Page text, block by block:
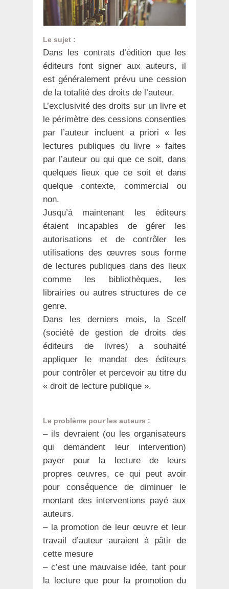
Le sujet :
Dans les contrats d’édition que les
éditeurs font signer aux auteurs, il
est généralement prévu une cession
de la totalité des droits de l’auteur.
L’exclusivité des droits sur un livre et
le périmètre des cessions consenties
par l’auteur incluent a priori « les
lectures publiques du livre » faites
par l’auteur ou qui que ce soit, dans
quelques lieux que ce soit et dans
quelque contexte, commercial ou
non.
Jusqu’à maintenant les éditeurs
étaient incapables de gérer les
autorisations et de contrôler les
utilisations des œuvres sous forme
de lectures publiques dans des lieux
comme les bibliothèques, les
librairies ou autres structures de ce
genre.
Dans les derniers mois, la Scelf
(société de gestion de droits des
éditeurs de livres) a souhaité
appliquer le mandat des éditeurs
pour contrôler et percevoir au titre du
« droit de lecture publique ».
Le problème pour les auteurs :
– ils devraient (ou les organisateurs
qui demandent leur intervention)
payer pour la lecture de leurs
propres œuvres, ce qui peut avoir
pour conséquence de diminuer le
montant des interventions payé aux
auteurs.
– la promotion de leur œuvre et leur
travail d’auteur auraient à pâtir de
cette mesure
– c’est une mauvaise idée, tant pour
la lecture que pour la promotion du